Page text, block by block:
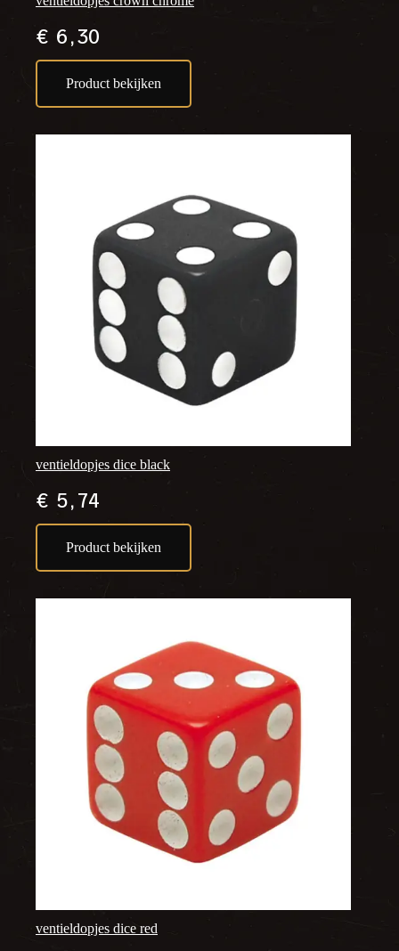
€6,30
Product bekijken
ventieldopjes dice black
€5,74
Product bekijken
ventieldopjes dice red